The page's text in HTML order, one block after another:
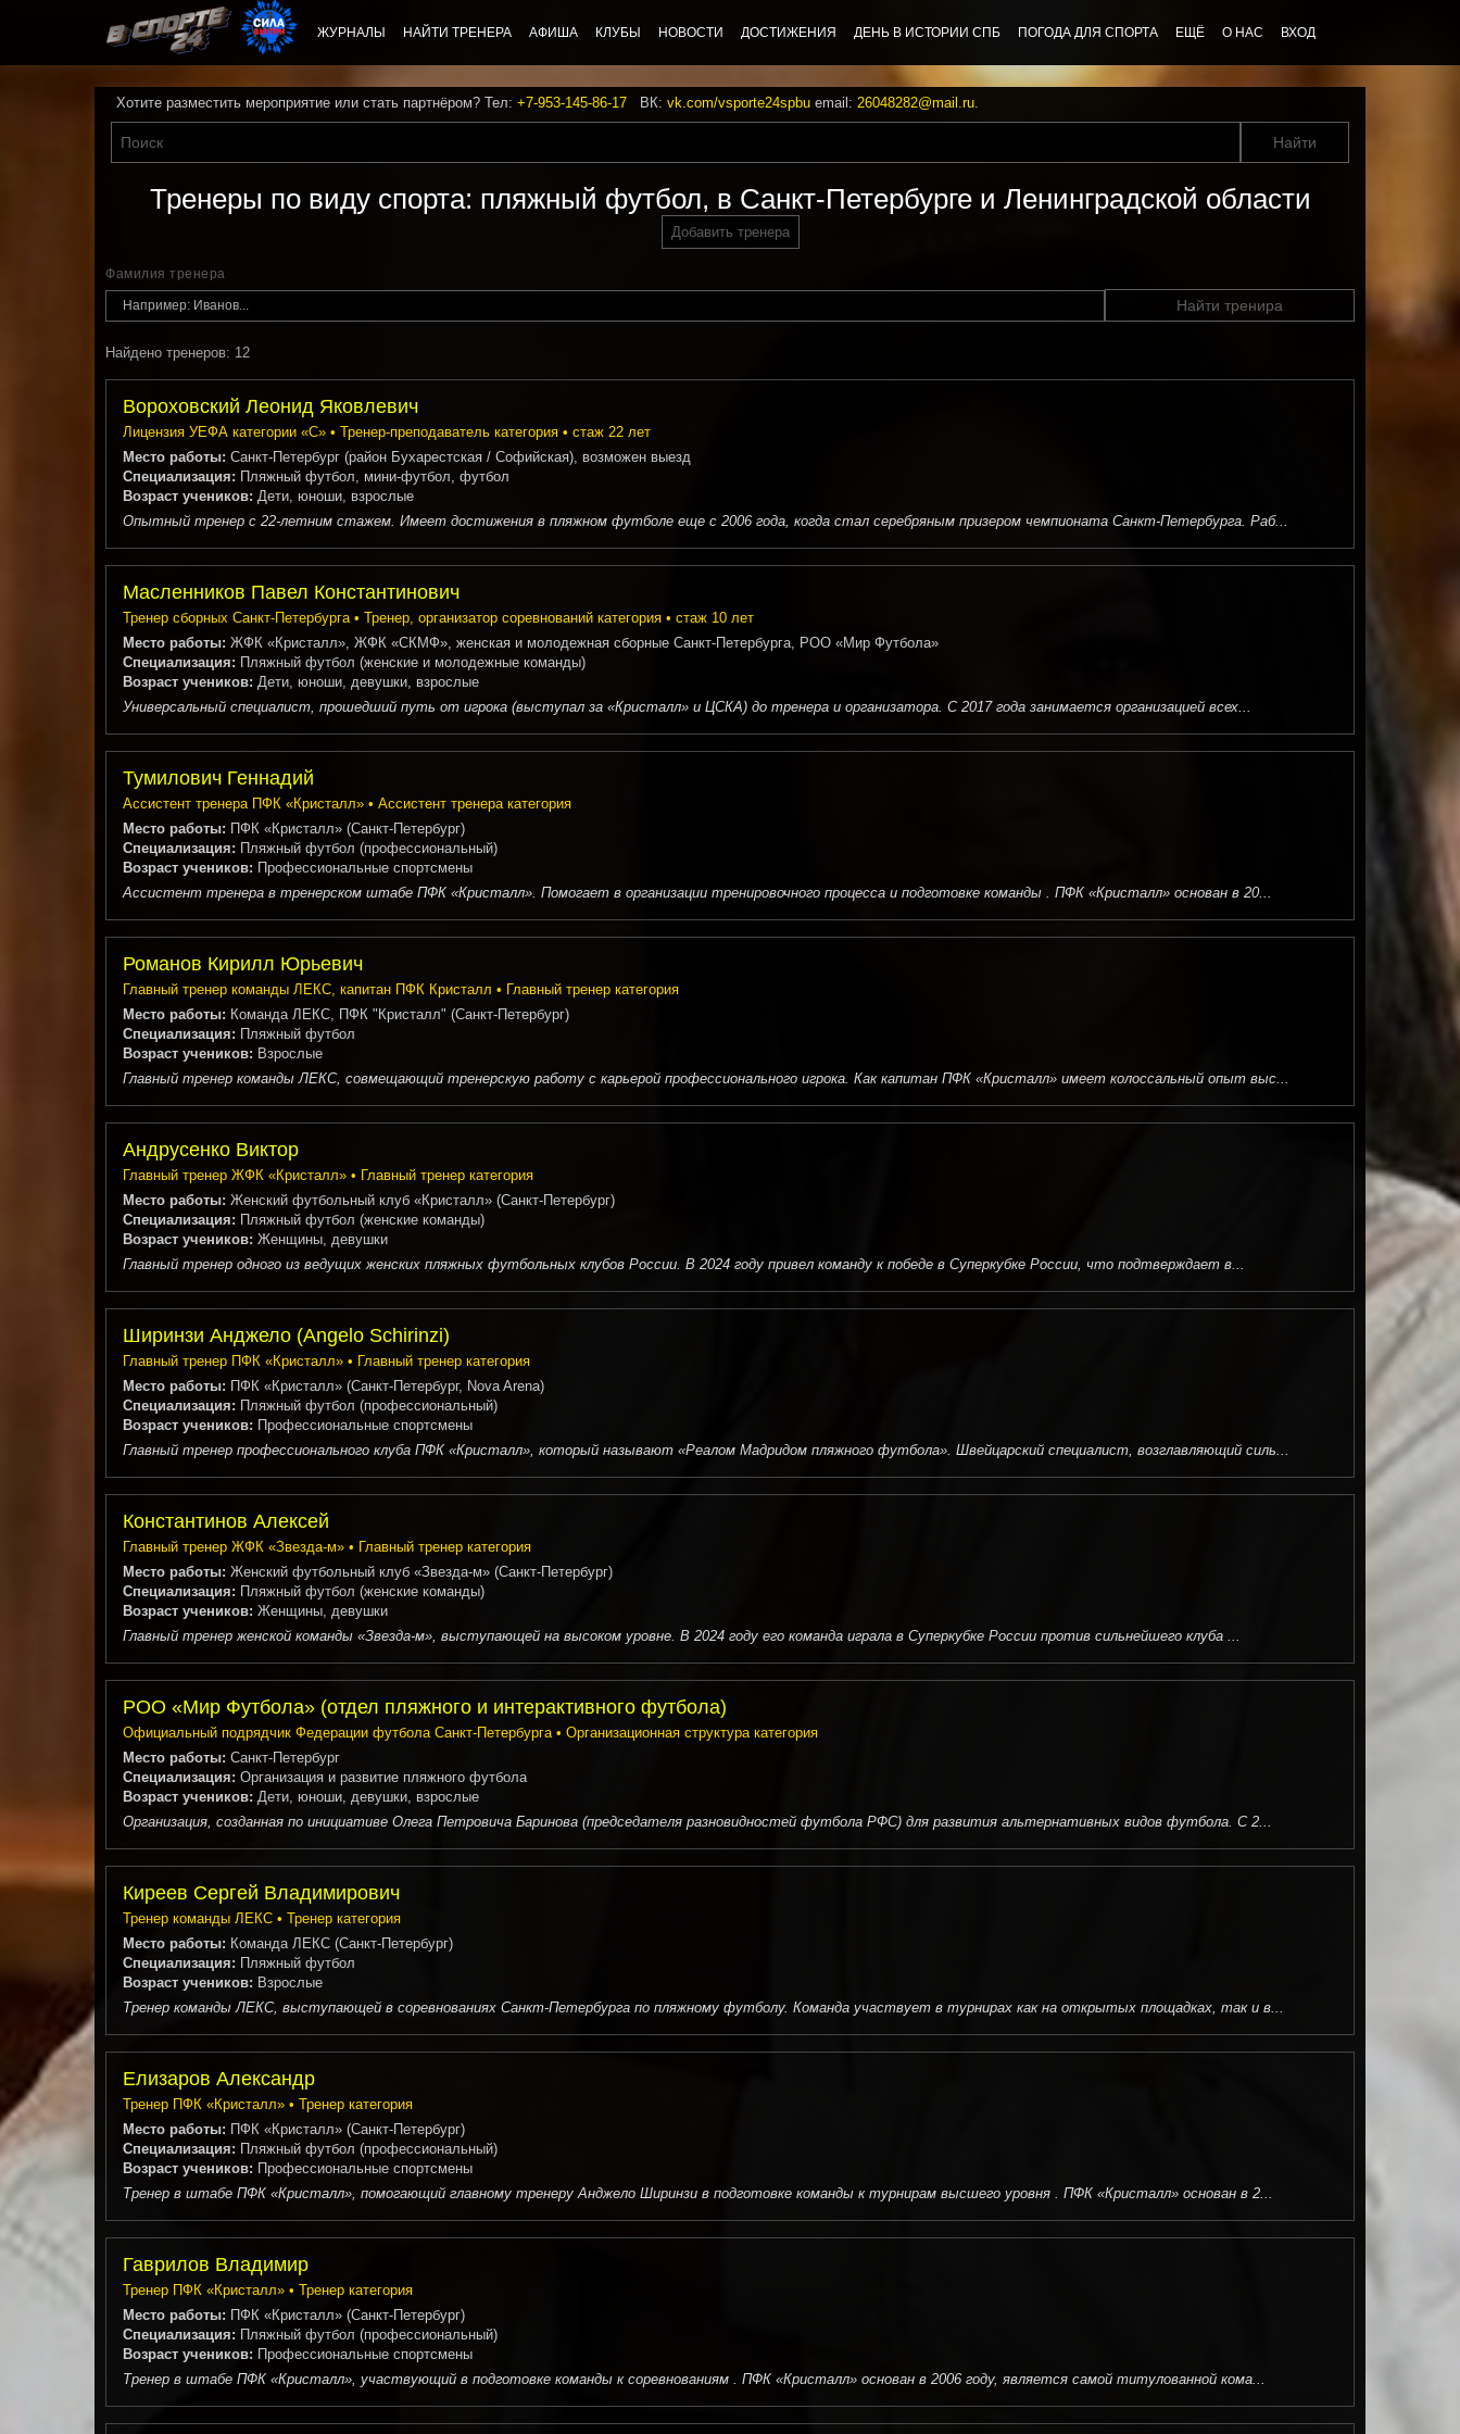
ЖУРНАЛЫ НАЙТИ ТРЕНЕРА АФИША КЛУБЫ НОВОСТИ ДОСТИЖЕНИЯ ДЕНЬ В ИСТОРИИ СПБ ПОГОДА ДЛЯ СПОРТА ЕЩЁ О НАС ВХОД
Хотите разместить мероприятие или стать партнёром? Тел: +7-953-145-86-17 ВК: vk.com/vsporte24spbu email: 26048282@mail.ru.
Тренеры по виду спорта: пляжный футбол, в Санкт-Петербурге и Ленинградской области
Добавить тренера
Фамилия тренера
Найти тренира
Найдено тренеров: 12
Вороховский Леонид Яковлевич
Лицензия УЕФА категории «С» • Тренер-преподаватель категория • стаж 22 лет
Место работы: Санкт-Петербург (район Бухарестская / Софийская), возможен выезд
Специализация: Пляжный футбол, мини-футбол, футбол
Возраст учеников: Дети, юноши, взрослые
Опытный тренер с 22-летним стажем. Имеет достижения в пляжном футболе еще с 2006 года, когда стал серебряным призером чемпионата Санкт-Петербурга. Раб...
Масленников Павел Константинович
Тренер сборных Санкт-Петербурга • Тренер, организатор соревнований категория • стаж 10 лет
Место работы: ЖФК «Кристалл», ЖФК «СКМФ», женская и молодежная сборные Санкт-Петербурга, РОО «Мир Футбола»
Специализация: Пляжный футбол (женские и молодежные команды)
Возраст учеников: Дети, юноши, девушки, взрослые
Универсальный специалист, прошедший путь от игрока (выступал за «Кристалл» и ЦСКА) до тренера и организатора. С 2017 года занимается организацией всех...
Тумилович Геннадий
Ассистент тренера ПФК «Кристалл» • Ассистент тренера категория
Место работы: ПФК «Кристалл» (Санкт-Петербург)
Специализация: Пляжный футбол (профессиональный)
Возраст учеников: Профессиональные спортсмены
Ассистент тренера в тренерском штабе ПФК «Кристалл». Помогает в организации тренировочного процесса и подготовке команды . ПФК «Кристалл» основан в 20...
Романов Кирилл Юрьевич
Главный тренер команды ЛЕКС, капитан ПФК Кристалл • Главный тренер категория
Место работы: Команда ЛЕКС, ПФК "Кристалл" (Санкт-Петербург)
Специализация: Пляжный футбол
Возраст учеников: Взрослые
Главный тренер команды ЛЕКС, совмещающий тренерскую работу с карьерой профессионального игрока. Как капитан ПФК «Кристалл» имеет колоссальный опыт выс...
Андрусенко Виктор
Главный тренер ЖФК «Кристалл» • Главный тренер категория
Место работы: Женский футбольный клуб «Кристалл» (Санкт-Петербург)
Специализация: Пляжный футбол (женские команды)
Возраст учеников: Женщины, девушки
Главный тренер одного из ведущих женских пляжных футбольных клубов России. В 2024 году привел команду к победе в Суперкубке России, что подтверждает в...
Ширинзи Анджело (Angelo Schirinzi)
Главный тренер ПФК «Кристалл» • Главный тренер категория
Место работы: ПФК «Кристалл» (Санкт-Петербург, Nova Arena)
Специализация: Пляжный футбол (профессиональный)
Возраст учеников: Профессиональные спортсмены
Главный тренер профессионального клуба ПФК «Кристалл», который называют «Реалом Мадридом пляжного футбола». Швейцарский специалист, возглавляющий силь...
Константинов Алексей
Главный тренер ЖФК «Звезда-м» • Главный тренер категория
Место работы: Женский футбольный клуб «Звезда-м» (Санкт-Петербург)
Специализация: Пляжный футбол (женские команды)
Возраст учеников: Женщины, девушки
Главный тренер женской команды «Звезда-м», выступающей на высоком уровне. В 2024 году его команда играла в Суперкубке России против сильнейшего клуба ...
РОО «Мир Футбола» (отдел пляжного и интерактивного футбола)
Официальный подрядчик Федерации футбола Санкт-Петербурга • Организационная структура категория
Место работы: Санкт-Петербург
Специализация: Организация и развитие пляжного футбола
Возраст учеников: Дети, юноши, девушки, взрослые
Организация, созданная по инициативе Олега Петровича Баринова (председателя разновидностей футбола РФС) для развития альтернативных видов футбола. С 2...
Киреев Сергей Владимирович
Тренер команды ЛЕКС • Тренер категория
Место работы: Команда ЛЕКС (Санкт-Петербург)
Специализация: Пляжный футбол
Возраст учеников: Взрослые
Тренер команды ЛЕКС, выступающей в соревнованиях Санкт-Петербурга по пляжному футболу. Команда участвует в турнирах как на открытых площадках, так и в...
Елизаров Александр
Тренер ПФК «Кристалл» • Тренер категория
Место работы: ПФК «Кристалл» (Санкт-Петербург)
Специализация: Пляжный футбол (профессиональный)
Возраст учеников: Профессиональные спортсмены
Тренер в штабе ПФК «Кристалл», помогающий главному тренеру Анджело Ширинзи в подготовке команды к турнирам высшего уровня . ПФК «Кристалл» основан в 2...
Гаврилов Владимир
Тренер ПФК «Кристалл» • Тренер категория
Место работы: ПФК «Кристалл» (Санкт-Петербург)
Специализация: Пляжный футбол (профессиональный)
Возраст учеников: Профессиональные спортсмены
Тренер в штабе ПФК «Кристалл», участвующий в подготовке команды к соревнованиям . ПФК «Кристалл» основан в 2006 году, является самой титулованной кома...